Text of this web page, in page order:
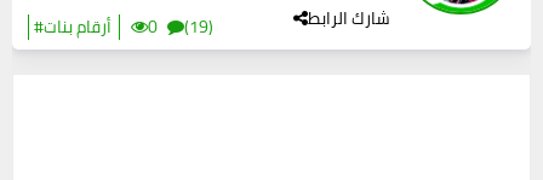
شارك الرابط #أرقام بنات 0 (19)